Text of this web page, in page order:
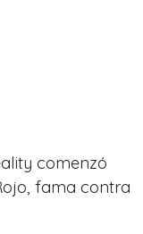
comenzó
fama contra